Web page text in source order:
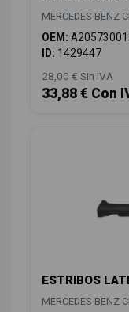
MERCEDES-BENZ
OEM:
ID: 1429447
28,00 € Sin IVA
33,88 € Con
ESTRIBOS
MERCEDES-BENZ